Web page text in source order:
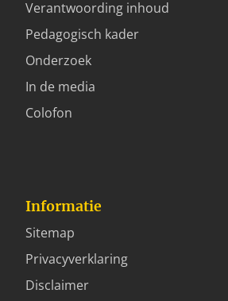
Verantwoording inhoud
Pedagogisch kader
Onderzoek
In de media
Colofon
Informatie
Sitemap
Privacyverklaring
Disclaimer